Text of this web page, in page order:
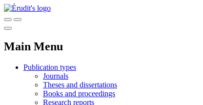
Main Menu
Publication types
Journals
Theses and dissertations
Books and proceedings
Research reports